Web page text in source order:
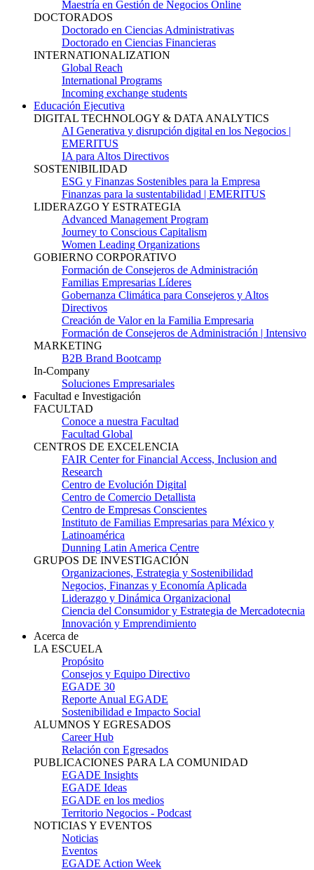
Maestría en Gestión de Negocios Online
DOCTORADOS
Doctorado en Ciencias Administrativas
Doctorado en Ciencias Financieras
INTERNATIONALIZATION
Global Reach
International Programs
Incoming exchange students
Educación Ejecutiva
DIGITAL TECHNOLOGY & DATA ANALYTICS
AI Generativa y disrupción digital en los Negocios |
EMERITUS
IA para Altos Directivos
SOSTENIBILIDAD
ESG y Finanzas Sostenibles para la Empresa
Finanzas para la sustentabilidad | EMERITUS
LIDERAZGO Y ESTRATEGIA
Advanced Management Program
Journey to Conscious Capitalism
Women Leading Organizations
GOBIERNO CORPORATIVO
Formación de Consejeros de Administración
Familias Empresarias Líderes
Gobernanza Climática para Consejeros y Altos
Directivos
Creación de Valor en la Familia Empresaria
Formación de Consejeros de Administración | Intensivo
MARKETING
B2B Brand Bootcamp
In-Company
Soluciones Empresariales
Facultad e Investigación
FACULTAD
Conoce a nuestra Facultad
Facultad Global
CENTROS DE EXCELENCIA
FAIR Center for Financial Access, Inclusion and
Research
Centro de Evolución Digital
Centro de Comercio Detallista
Centro de Empresas Conscientes
Instituto de Familias Empresarias para México y
Latinoamérica
Dunning Latin America Centre
GRUPOS DE INVESTIGACIÓN
Organizaciones, Estrategia y Sostenibilidad
Negocios, Finanzas y Economía Aplicada
Liderazgo y Dinámica Organizacional
Ciencia del Consumidor y Estrategia de Mercadotecnia
Innovación y Emprendimiento
Acerca de
LA ESCUELA
Propósito
Consejos y Equipo Directivo
EGADE 30
Reporte Anual EGADE
Sostenibilidad e Impacto Social
ALUMNOS Y EGRESADOS
Career Hub
Relación con Egresados
PUBLICACIONES PARA LA COMUNIDAD
EGADE Insights
EGADE Ideas
EGADE en los medios
Territorio Negocios - Podcast
NOTICIAS Y EVENTOS
Noticias
Eventos
EGADE Action Week